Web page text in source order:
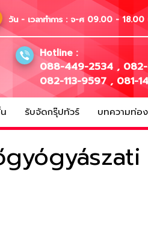
วัน - เวลาทำการ : จ-ศ 09.00 - 18.00
Hotline :
088-449-2534 ,
082-113-9597, 081-
รับจัดกรุ๊ปทัวร์ บทความท่อ